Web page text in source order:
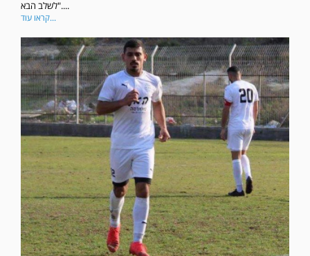
לשלב הבא"....
קראו עוד...